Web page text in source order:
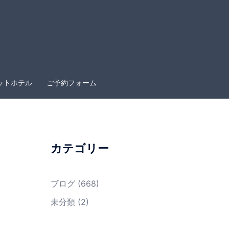
トホテル ご予約フォーム
カテゴリー
ブログ(668)
未分類(2)